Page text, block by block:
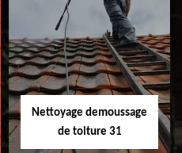
Isolation toiture 31
Nettoyage demoussage
de toiture 31